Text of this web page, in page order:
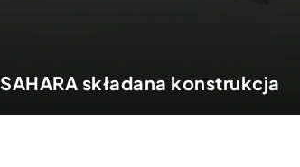
SAHARA składana konstrukcja